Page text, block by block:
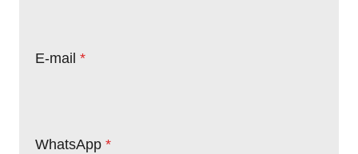
E-mail *
WhatsApp *